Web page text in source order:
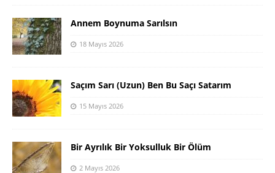
Annem Boynuma Sarılsın
18 Mayıs 2026
Saçım Sarı (Uzun) Ben Bu Saçı Satarım
15 Mayıs 2026
Bir Ayrılık Bir Yoksulluk Bir Ölüm
2 Mayıs 2026